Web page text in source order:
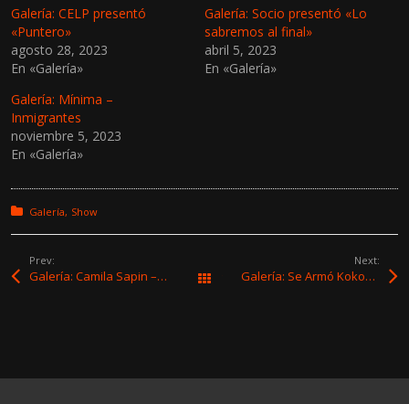
Galería: CELP presentó
«Puntero»
agosto 28, 2023
En «Galería»
Galería: Socio presentó «Lo
sabremos al final»
abril 5, 2023
En «Galería»
Galería: Mínima –
Inmigrantes
noviembre 5, 2023
En «Galería»
Posted in:
Galería Show
Prev:
Galería: Camila Sapin – «Una Contigo» (Fecha 1) Todas las entradas
Next:
Galería: Se Armó Kokoa y Nomusa – Ciclo Mydmus – Teatro Solís